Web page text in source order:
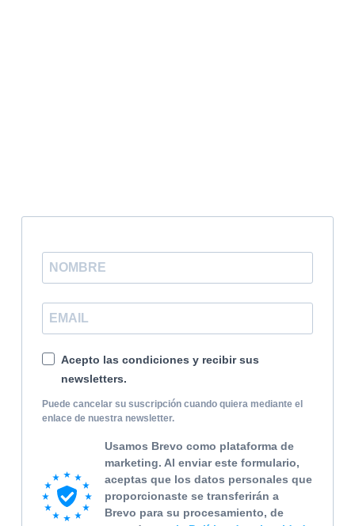
Acepto las condiciones y recibir sus
newsletters.
Puede cancelar su suscripción cuando quiera mediante el
enlace de nuestra newsletter.
Usamos Brevo como plataforma de
marketing. Al enviar este formulario,
aceptas que los datos personales que
proporcionaste se transferirán a
Brevo para su procesamiento, de